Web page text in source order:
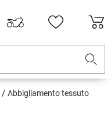
Abbigliamento tessuto